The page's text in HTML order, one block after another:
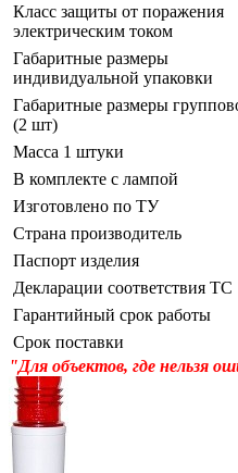
Класс защиты от поражения
электрическим током
Габаритные размеры
индивидуальной упаковки
Габаритные размеры
(2 шт)
Масса 1 штуки
В комплекте с лампой
Изготовлено по ТУ
Страна производитель
Паспорт изделия
Декларации соответствия ТС
Гарантийный срок работы
Срок поставки
"Для объектов, где нельзя